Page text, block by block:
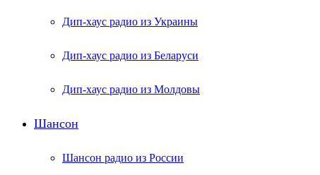
Дип-хаус радио из Украины
Дип-хаус радио из Беларуси
Дип-хаус радио из Молдовы
Шансон
Шансон радио из России